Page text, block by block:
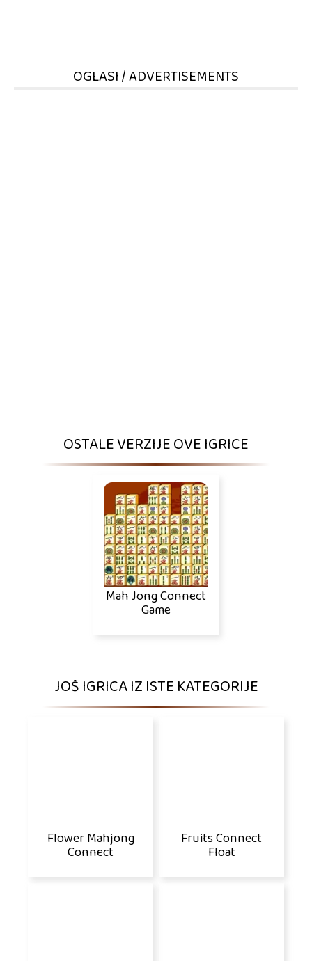
OGLASI / ADVERTISEMENTS
OSTALE VERZIJE OVE IGRICE
Mah Jong Connect
Game
JOŠ IGRICA IZ ISTE KATEGORIJE
Flower Mahjong
Connect
Fruits Connect
Float